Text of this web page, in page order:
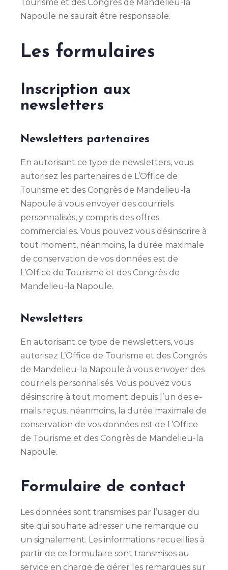
Tourisme et des Congrès de Mandelieu-la
Napoule ne saurait être responsable.
Les formulaires
Inscription aux
newsletters
Newsletters partenaires
En autorisant ce type de newsletters, vous
autorisez les partenaires de L’Office de
Tourisme et des Congrès de Mandelieu-la
Napoule à vous envoyer des courriels
personnalisés, y compris des offres
commerciales. Vous pouvez vous désinscrire à
tout moment, néanmoins, la durée maximale
de conservation de vos données est de
L’Office de Tourisme et des Congrès de
Mandelieu-la Napoule.
Newsletters
En autorisant ce type de newsletters, vous
autorisez L’Office de Tourisme et des Congrès
de Mandelieu-la Napoule à vous envoyer des
courriels personnalisés. Vous pouvez vous
désinscrire à tout moment depuis l’un des e-
mails reçus, néanmoins, la durée maximale de
conservation de vos données est de L’Office
de Tourisme et des Congrès de Mandelieu-la
Napoule.
Formulaire de contact
Les données sont transmises par l’usager du
site qui souhaite adresser une remarque ou
un signalement. Les informations recueillies à
partir de ce formulaire sont transmises au
service en charge de gérer les remarques sur